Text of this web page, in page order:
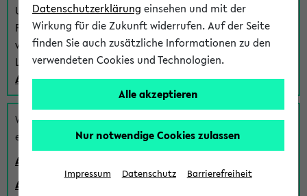
Um sich einen Stundenplan zu erstellen und alle weiteren
Funktionen des eKVVs für Studierende zu nutzen,
verwenden Sie diesen Link zur Anmeldung über Ihr Uni
Login:
Anmeldung zum eKVV der Studierenden
Wenn Sie (noch) kein Uni Login haben, können Sie das
eKVV auch über einen Gastzugang verwenden:
Anmeldung über einen vorhandenen Gastzugang
Anlegen eines neuen Gastzugangs
Datenschutzerklärung einsehen und mit der
Wirkung für die Zukunft widerrufen. Auf der Seite
finden Sie auch zusätzliche Informationen zu den
verwendeten Cookies und Technologien.
Alle akzeptieren
Nur notwendige Cookies zulassen
Impressum Datenschutz Barrierefreiheit